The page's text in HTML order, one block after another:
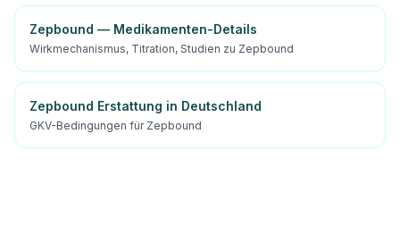
Zepbound — Medikamenten-Details
Wirkmechanismus, Titration, Studien zu Zepbound
Zepbound Erstattung in Deutschland
GKV-Bedingungen für Zepbound